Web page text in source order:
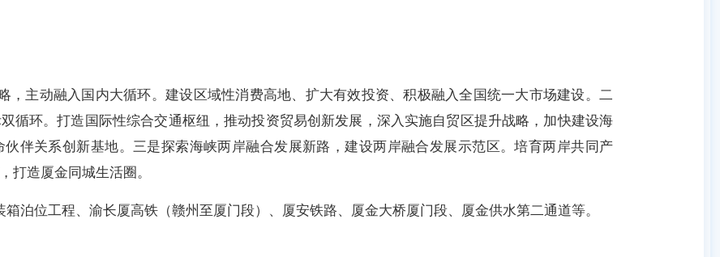
主动融入国内大循环。建设区域性消费高地、扩大有效投资、积极融入全国统一大市场建设。二
循环。打造国际性综合交通枢纽，推动投资贸易创新发展，深入实施自贸区提升战略，加快建设海
伴关系创新基地。三是探索海峡两岸融合发展新路，建设两岸融合发展示范区。培育两岸共同产
打造厦金同城生活圈。
位工程、渝长厦高铁（赣州至厦门段）、厦安铁路、厦金大桥厦门段、厦金供水第二通道等。